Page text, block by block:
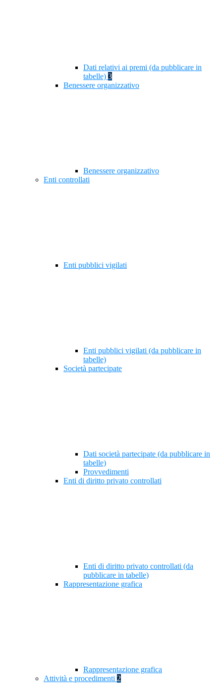
Dati relativi ai premi (da pubblicare in
tabelle) 3
Benessere organizzativo
Benessere organizzativo
Enti controllati
Enti pubblici vigilati
Enti pubblici vigilati (da pubblicare in
tabelle)
Società partecipate
Dati società partecipate (da pubblicare in
tabelle)
Provvedimenti
Enti di diritto privato controllati
Enti di diritto privato controllati (da
pubblicare in tabelle)
Rappresentazione grafica
Rappresentazione grafica
Attività e procedimenti 2